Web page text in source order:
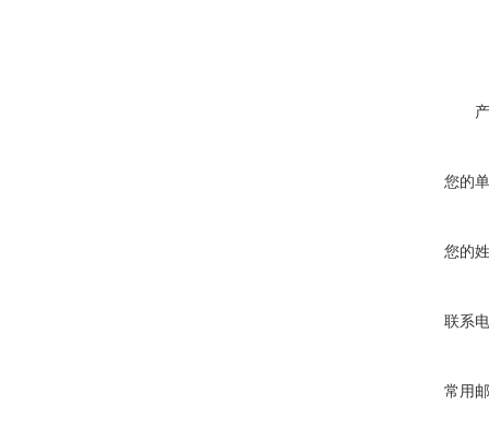
您的
您的
联系
常用